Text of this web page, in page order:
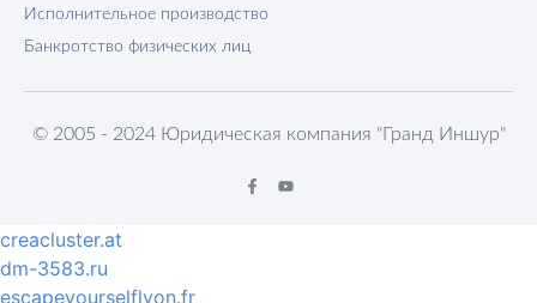
Исполнительное производство
Банкротство физических лиц
© 2005 - 2024 Юридическая компания "Гранд Иншур"
creacluster.at
dm-3583.ru
escapeyourselflyon.fr